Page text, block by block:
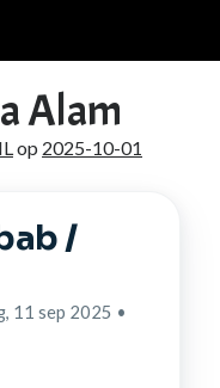
Alam
op 2025-10-01
/
11 sep 2025 •